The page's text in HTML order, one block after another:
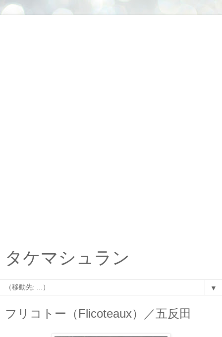
タケマシュラン
▼
フリコトー（Flicoteaux）／五反田